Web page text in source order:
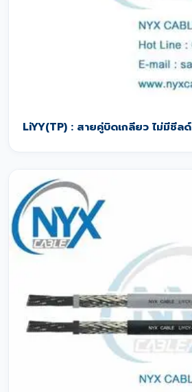
LiYY(TP) : สายคู่บิดเกลียว ไม่มีชีลด์